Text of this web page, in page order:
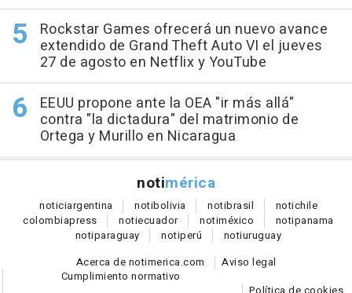
Rockstar Games ofrecerá un nuevo avance
extendido de Grand Theft Auto VI el jueves
27 de agosto en Netflix y YouTube
EEUU propone ante la OEA "ir más allá"
contra "la dictadura" del matrimonio de
Ortega y Murillo en Nicaragua
notimérica
noticiargentina notibolivia notibrasil notichile
colombiapress notiecuador notiméxico notipanama
notiparaguay notiperú notiuruguay
Acerca de notimerica.com
Aviso legal
Cumplimiento normativo